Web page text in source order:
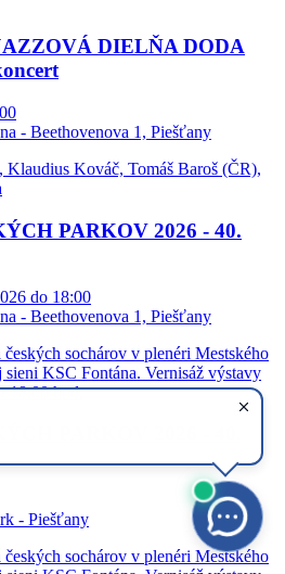
DIELŇA DODA
- Beethovenova 1, Piešťany
Kováč, Tomáš Baroš (ČR),
PARKOV 2026 - 40.
do 18:00
- Beethovenova 1, Piešťany
sochárov v plenéri Mestského
KSC Fontána. Vernisáž výstavy
18:00 hod.
- Piešťany
sochárov v plenéri Mestského